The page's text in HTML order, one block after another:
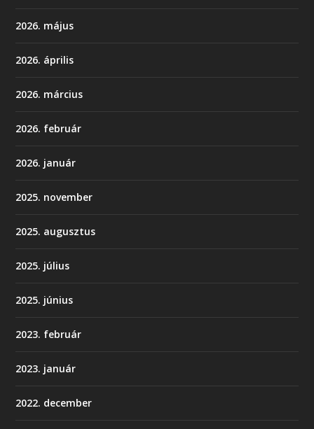
2026. május
2026. április
2026. március
2026. február
2026. január
2025. november
2025. augusztus
2025. július
2025. június
2023. február
2023. január
2022. december